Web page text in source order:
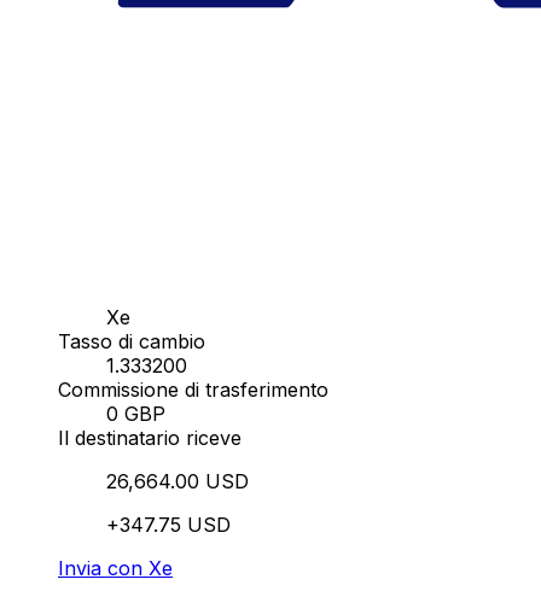
Xe
Tasso di cambio
1.333200
Commissione di trasferimento
0 GBP
Il destinatario riceve
26,664.00 USD
+347.75 USD
Invia con Xe